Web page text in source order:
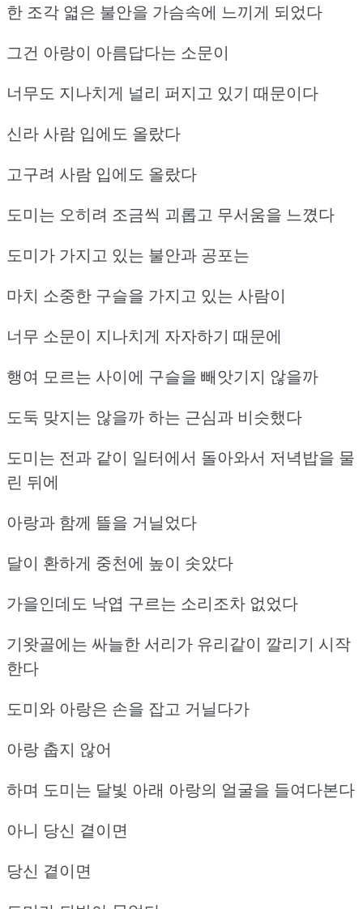
한 조각 엷은 불안을 가슴속에 느끼게 되었다
그건 아랑이 아름답다는 소문이
너무도 지나치게 널리 퍼지고 있기 때문이다
신라 사람 입에도 올랐다
고구려 사람 입에도 올랐다
도미는 오히려 조금씩 괴롭고 무서움을 느꼈다
도미가 가지고 있는 불안과 공포는
마치 소중한 구슬을 가지고 있는 사람이
너무 소문이 지나치게 자자하기 때문에
행여 모르는 사이에 구슬을 빼앗기지 않을까
도둑 맞지는 않을까 하는 근심과 비슷했다
도미는 전과 같이 일터에서 돌아와서 저녁밥을 물
린 뒤에
아랑과 함께 뜰을 거닐었다
달이 환하게 중천에 높이 솟았다
가을인데도 낙엽 구르는 소리조차 없었다
기왓골에는 싸늘한 서리가 유리같이 깔리기 시작
한다
도미와 아랑은 손을 잡고 거닐다가
아랑 춥지 않어
하며 도미는 달빛 아래 아랑의 얼굴을 들여다본다
아니 당신 곁이면
당신 곁이면